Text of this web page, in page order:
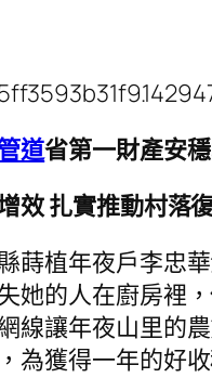
道省第一財產安
效 扎實推動村落
蒔植年夜戶李忠
她的人在廚房裡
線讓年夜山里的
為獲得一年的好